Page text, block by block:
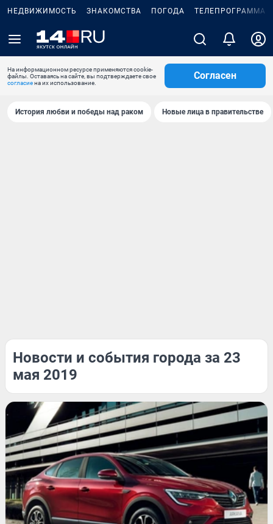
НЕДВИЖИМОСТЬ ЗНАКОМСТВА ПОГОДА ТЕЛЕПРОГРАММА
На информационном ресурсе применяются cookie-
файлы. Оставаясь на сайте, вы подтверждаете свое
согласиена их использование.
Согласен
История любви и победы над раком Новые лица в правительстве
Новости и события города за 23
мая 2019